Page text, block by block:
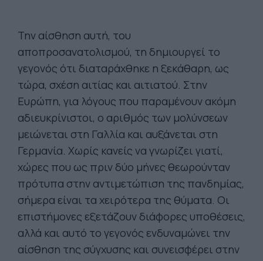
Την αίσθηση αυτή, του
αποπροσανατολισμού, τη δημιουργεί το
γεγονός ότι διαταράχθηκε η ξεκάθαρη, ως
τώρα, σχέση αιτίας και αιτιατού. Στην
Ευρώπη, για λόγους που παραμένουν ακόμη
αδιευκρίνιστοι, ο αριθμός των μολύνσεων
μειώνεται στη Γαλλία και αυξάνεται στη
Γερμανία. Χωρίς κανείς να γνωρίζει γιατί,
χώρες που ως πριν δύο μήνες θεωρούνταν
πρότυπα στην αντιμετώπιση της πανδημίας,
σήμερα είναι τα χειρότερα της θύματα. Οι
επιστήμονες εξετάζουν διάφορες υποθέσεις,
αλλά και αυτό το γεγονός ενδυναμώνει την
αίσθηση της σύγχυσης και συνεισφέρει στην